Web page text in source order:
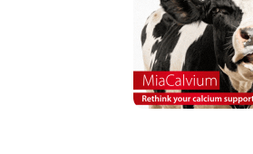
Entrevista a José
Entrevista a María
Entrevista a Enric
Entrevista a Roger